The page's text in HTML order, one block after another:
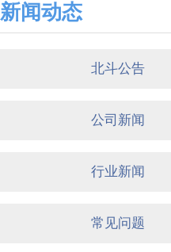
新闻动态
北斗公告
公司新闻
行业新闻
常见问题